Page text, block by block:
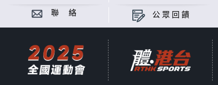
聯 絡 公眾回饋